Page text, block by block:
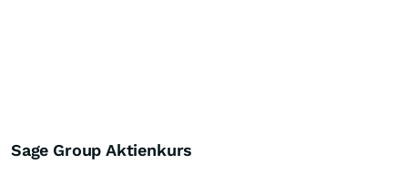
Sage Group Aktienkurs